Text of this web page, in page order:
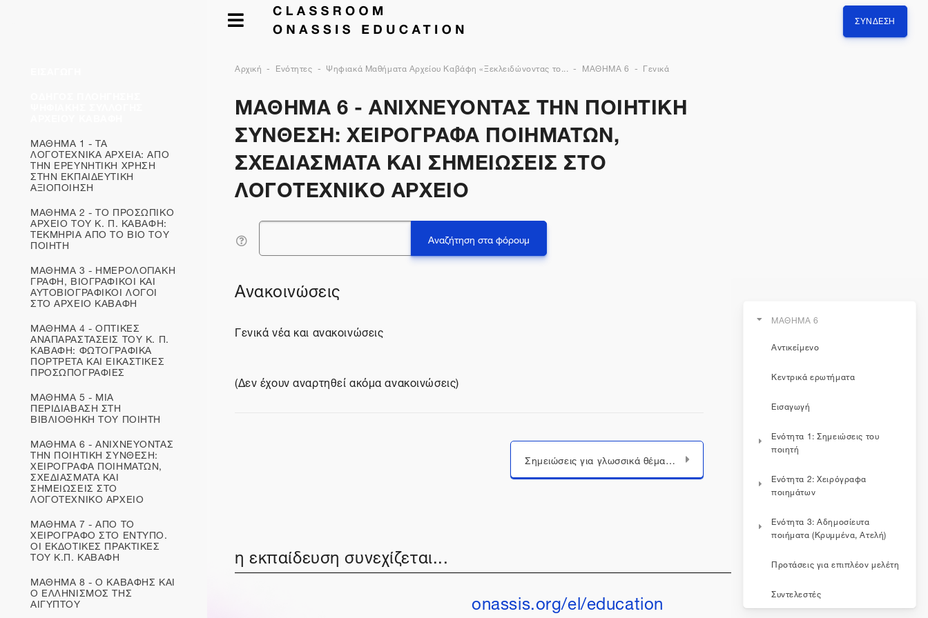
ΣΎΝΔΕΣΗ
Αρχική Ενότητες Ψηφιακά Μαθήματα Αρχείου Καβάφη «Ξεκλειδώνοντας το... ΜΑΘΗΜΑ 6 Γενικά
ΜΑΘΗΜΑ 6 - ΑΝΙΧΝΕΥΟΝΤΑΣ ΤΗΝ ΠΟΙΗΤΙΚΗ
ΣΥΝΘΕΣΗ: ΧΕΙΡΟΓΡΑΦΑ ΠΟΙΗΜΑΤΩΝ,
ΣΧΕΔΙΑΣΜΑΤΑ ΚΑΙ ΣΗΜΕΙΩΣΕΙΣ ΣΤΟ
ΛΟΓΟΤΕΧΝΙΚΟ ΑΡΧΕΙΟ
Αναζήτηση Αναζήτηση στα φόρουμ
Ανακοινώσεις
Γενικά νέα και ανακοινώσεις
(Δεν έχουν αναρτηθεί ακόμα ανακοινώσεις)
Μεταπήδηση σε...
Σημειώσεις για γλωσσικά θέματα
ΜΑΘΗΜΑ 6
Αντικείμενο
Κεντρικά ερωτήματα
Εισαγωγή
Ενότητα 1: Σημειώσεις του
ποιητή
Ενότητα 2: Χειρόγραφα
ποιημάτων
Ενότητα 3: Αδημοσίευτα
ποιήματα (Κρυμμένα, Ατελή)
Προτάσεις για επιπλέον μελέτη
Συντελεστές
ΜΑΘΗΜΑ 1 - ΤΑ
ΛΟΓΟΤΕΧΝΙΚΑ ΑΡΧΕΙΑ: ΑΠΟ
ΤΗΝ ΕΡΕΥΝΗΤΙΚΗ ΧΡΗΣΗ
ΣΤΗΝ ΕΚΠΑΙΔΕΥΤΙΚΗ
ΑΞΙΟΠΟΙΗΣΗ
ΜΑΘΗΜΑ 2 - ΤΟ ΠΡΟΣΩΠΙΚΟ
ΑΡΧΕΙΟ ΤΟΥ Κ. Π. ΚΑΒΑΦΗ:
ΤΕΚΜΗΡΙΑ ΑΠΟ ΤΟ ΒΙΟ ΤΟΥ
ΠΟΙΗΤΗ
ΜΑΘΗΜΑ 3 - ΗΜΕΡΟΛΟΓΙΑΚΗ
ΓΡΑΦΗ, ΒΙΟΓΡΑΦΙΚΟΙ ΚΑΙ
ΑΥΤΟΒΙΟΓΡΑΦΙΚOΙ ΛΟΓΟΙ
ΣΤΟ ΑΡΧΕΙΟ ΚΑΒΑΦΗ
ΜΑΘΗΜΑ 4 - ΟΠΤΙΚΕΣ
ΑΝΑΠΑΡΑΣΤΑΣΕΙΣ ΤΟΥ Κ. Π.
ΚΑΒΑΦΗ: ΦΩΤΟΓΡΑΦΙΚΑ
ΠΟΡΤΡΕΤΑ ΚΑΙ ΕΙΚΑΣΤΙΚΕΣ
ΠΡΟΣΩΠΟΓΡΑΦΙΕΣ
ΜΑΘΗΜΑ 5 - ΜΙΑ
ΠΕΡΙΔΙΑΒΑΣΗ ΣΤΗ
ΒΙΒΛΙΟΘΗΚΗ ΤΟΥ ΠΟΙΗΤΗ
ΜΑΘΗΜΑ 6 - ΑΝΙΧΝΕΥΟΝΤΑΣ
ΤΗΝ ΠΟΙΗΤΙΚΗ ΣΥΝΘΕΣΗ:
ΧΕΙΡΟΓΡΑΦΑ ΠΟΙΗΜΑΤΩΝ,
ΣΧΕΔΙΑΣΜΑΤΑ ΚΑΙ
ΣΗΜΕΙΩΣΕΙΣ ΣΤΟ
ΛΟΓΟΤΕΧΝΙΚΟ ΑΡΧΕΙΟ
ΜΑΘΗΜΑ 7 - ΑΠΟ ΤΟ
ΧΕΙΡΟΓΡΑΦΟ ΣΤΟ ΕΝΤΥΠΟ.
ΟΙ ΕΚΔΟΤΙΚΕΣ ΠΡΑΚΤΙΚΕΣ
ΤΟΥ Κ.Π. ΚΑΒΑΦΗ
ΜΑΘΗΜΑ 8 - Ο ΚΑΒΑΦΗΣ ΚΑΙ
Ο ΕΛΛΗΝΙΣΜΟΣ ΤΗΣ
ΑΙΓΥΠΤΟΥ
η εκπαίδευση συνεχίζεται...
onassis.org/el/education